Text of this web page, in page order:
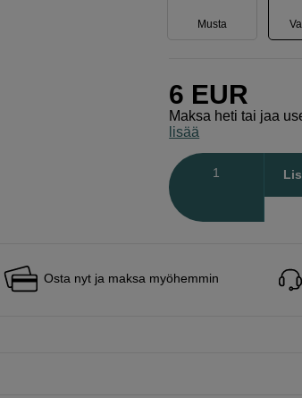
Musta
6 EUR
Maksa heti tai jaa
lisää
Osta nyt ja maksa myöhemmin